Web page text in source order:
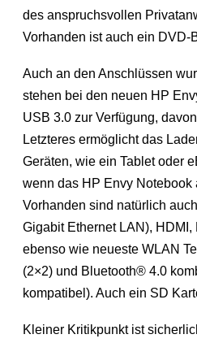
des anspruchsvollen
Vorhanden ist auch ein DVD-
Auch an den Anschlüssen
stehen bei den neuen HP
USB 3.0 zur Verfügung,
Letzteres ermöglicht das
Geräten, wie ein Tablet oder
wenn das HP Envy Notebook
Vorhanden sind natürlich
Gigabit Ethernet LAN), HDMI,
ebenso wie neueste WLAN
(2×2) und Bluetooth® 4.0
kompatibel). Auch ein SD
Kleiner Kritikpunkt ist